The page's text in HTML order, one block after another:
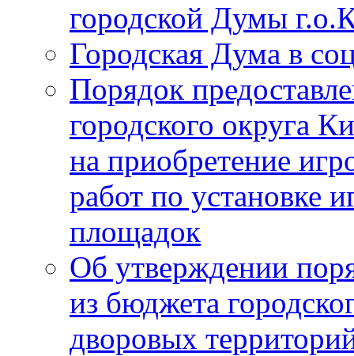
городской Думы
Городская Дума в
Порядок
городского округа
на приобретение
работ по установке
площадок
Об утверждении
из бюджета
дворовых